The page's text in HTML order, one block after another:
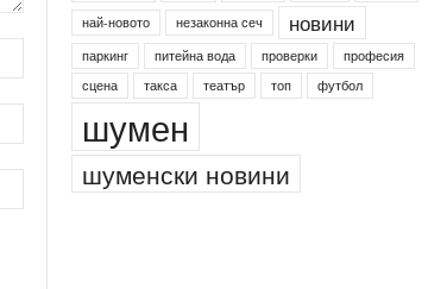
най-новото
незаконна сеч новини
паркинг питейна вода проверки
професия
сцена
такса театър топ футбол
шумен
шуменски новини